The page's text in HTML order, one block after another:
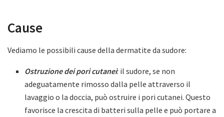
Cause
Vediamo le possibili cause della dermatite da sudore:
Ostruzione dei pori cutanei: il sudore, se non
adeguatamente rimosso dalla pelle attraverso il
lavaggio o la doccia, può ostruire i pori cutanei. Questo
favorisce la crescita di batteri sulla pelle e può portare a